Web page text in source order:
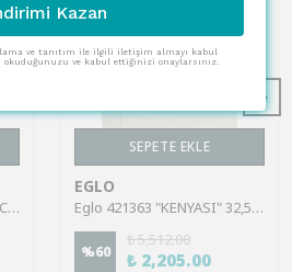
Eglo 421385 "NABAS" 24,5 Cm Yüksekliğinde Cam Vazo
SEPETE EKLE
EGLO
Eglo 421363 "KENYASI" 32,5 Cm Yüksekliğinde Cam Vazo
%60
₺ 5,512.00
₺ 2,205.00
Kazan
ve tanıtım ile ilgili iletişim almayı kabul
ve kabul ettiğinizi onaylarsınız.